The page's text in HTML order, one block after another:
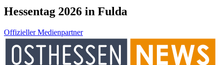
Hessentag 2026 in Fulda
Offizieller Medienpartner